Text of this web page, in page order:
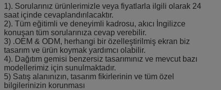
1). Sorularınız ürünlerimizle veya fiyatlarla ilgili olarak 24
saat içinde cevaplandırılacaktır.
2). Tüm eğitimli ve deneyimli kadrosu, akıcı İngilizce
konuşan tüm sorularınıza cevap verebilir.
3) .OEM & ODM, herhangi bir özelleştirilmiş ekran biz
tasarım ve ürün koymak yardımcı olabilir.
4). Dağıtım gemisi benzersiz tasarımınız ve mevcut bazı
modellerimiz için sunulmaktadır.
5) Satış alanınızın, tasarım fikirlerinin ve tüm özel
bilgilerinizin korunması